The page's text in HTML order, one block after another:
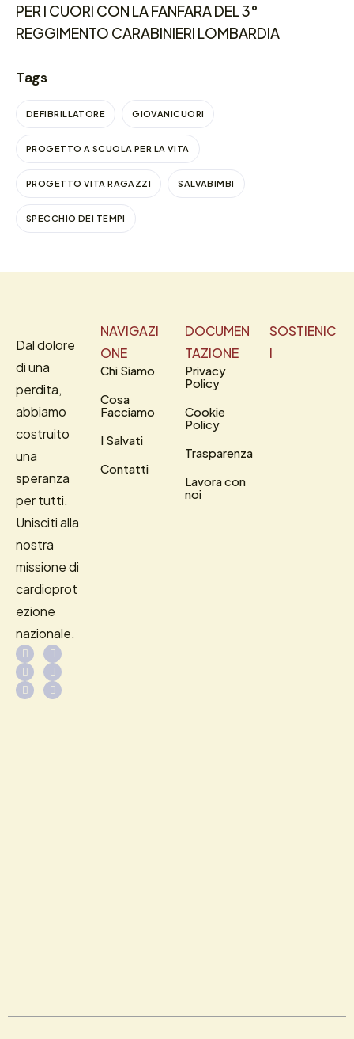
PER I CUORI CON LA FANFARA DEL 3°
REGGIMENTO CARABINIERI LOMBARDIA
Tags
DEFIBRILLATORE GIOVANICUORI
PROGETTO A SCUOLA PER LA VITA
PROGETTO VITA RAGAZZI SALVABIMBI
SPECCHIO DEI TEMPI
Dal dolore
di una
perdita,
abbiamo
costruito
una
speranza
per tutti.
Unisciti alla
nostra
missione di
cardioprot
ezione
nazionale.
NAVIGAZI
ONE
Chi Siamo
Cosa
Facciamo
I Salvati
Contatti
DOCUMEN
TAZIONE
Privacy
Policy
Cookie
Policy
Trasparenza
Lavora con
noi
SOSTIENIC
I